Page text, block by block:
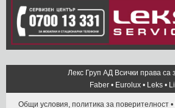
Лекс Груп АД Всички права са
Faber • Eurolux • Leks •
Общи условия, политика за поверителност•